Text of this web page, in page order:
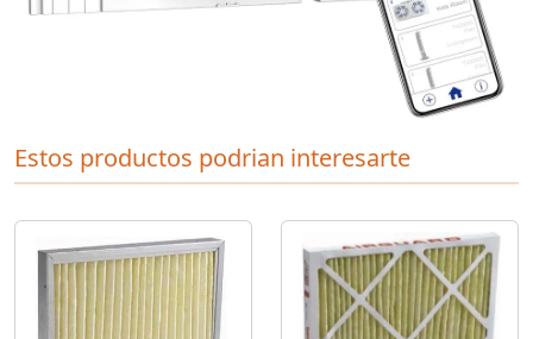
Estos productos podrian interesarte